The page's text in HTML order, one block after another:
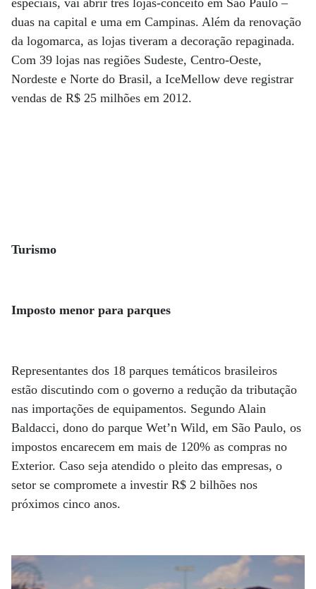
especiais, vai abrir três lojas-conceito em São Paulo –
duas na capital e uma em Campinas. Além da renovação
da logomarca, as lojas tiveram a decoração repaginada.
Com 39 lojas nas regiões Sudeste, Centro-Oeste,
Nordeste e Norte do Brasil, a IceMellow deve registrar
vendas de R$ 25 milhões em 2012.
Turismo
Imposto menor para parques
Representantes dos 18 parques temáticos brasileiros
estão discutindo com o governo a redução da tributação
nas importações de equipamentos. Segundo Alain
Baldacci, dono do parque Wet’n Wild, em São Paulo, os
impostos encarecem em mais de 120% as compras no
Exterior. Caso seja atendido o pleito das empresas, o
setor se compromete a investir R$ 2 bilhões nos
próximos cinco anos.